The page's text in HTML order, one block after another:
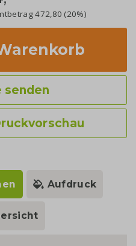
472,80 (20%)
senden
Aufdruck